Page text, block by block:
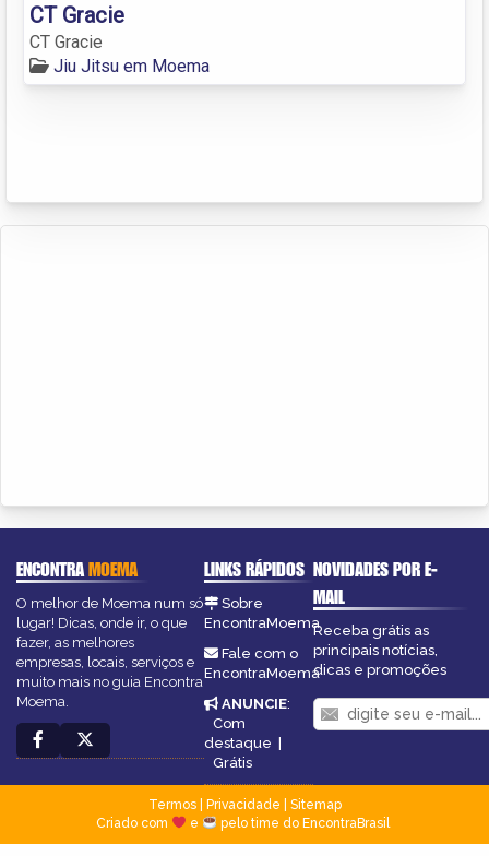
CT Gracie
CT Gracie
Jiu Jitsu em Moema
ENCONTRAMOEMA
O melhor de Moema num só
lugar! Dicas, onde ir, o que
fazer, as melhores
empresas, locais, serviços e
muito mais no guia Encontra
Moema.
LINKS RÁPIDOS
Sobre
EncontraMoema
Fale com o
EncontraMoema
ANUNCIE:
Com
destaque |
Grátis
NOVIDADES POR E-
MAIL
Receba grátis as
principais notícias,
dicas e promoções
Termos| Privacidade
Sitemap
Criado com
e pelo time do EncontraBrasil